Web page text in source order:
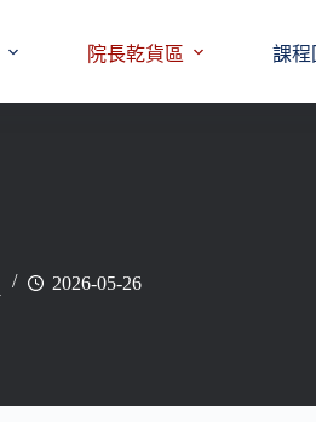
院長乾貨區 課程
2026-05-26